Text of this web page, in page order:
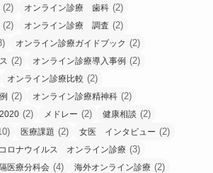
(2) オンライン診療 歯科 (2)
(2) オンライン診療 調査 (2)
オンライン診療ガイドブック (2)
(2) オンライン診療導入事例 (2)
オンライン診療比較 (2)
(2) オンライン診療精神科 (2)
(2) メドレー (2) 健康相談 (2)
医療課題 (2) 女医 インタビュー (2)
ロナウイルス オンライン診療 (3)
医療分科会 (4) 海外オンライン診療 (2)